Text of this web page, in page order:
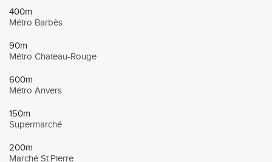
400m
Métro Barbès
90m
Métro Chateau-Rouge
600m
Métro Anvers
150m
Supermarché
200m
Marché St.Pierre